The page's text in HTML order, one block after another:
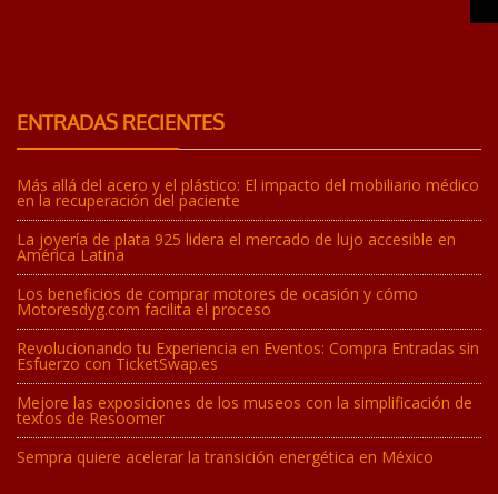
ENTRADAS RECIENTES
Más allá del acero y el plástico: El impacto del mobiliario médico
en la recuperación del paciente
La joyería de plata 925 lidera el mercado de lujo accesible en
América Latina
Los beneficios de comprar motores de ocasión y cómo
Motoresdyg.com facilita el proceso
Revolucionando tu Experiencia en Eventos: Compra Entradas sin
Esfuerzo con TicketSwap.es
Mejore las exposiciones de los museos con la simplificación de
textos de Resoomer
Sempra quiere acelerar la transición energética en México